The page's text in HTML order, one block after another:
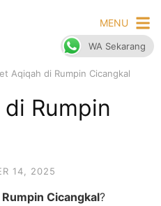
MENU
Aqiqah di Rumpin Cicangkal
Rumpin
14, 2025
Cicangkal?
WA Sekarang